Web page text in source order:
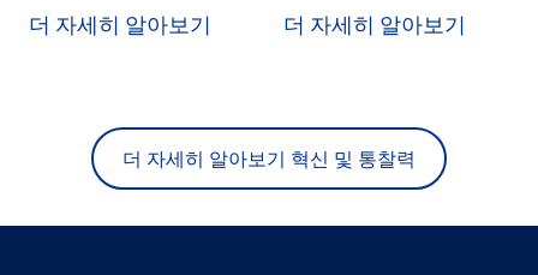
더 자세히 알아보기 더 자세히 알아보기
더 자세히 알아보기 혁신 및 통찰력